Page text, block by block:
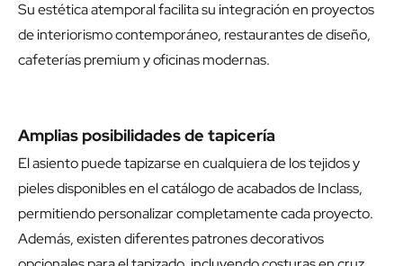
Su estética atemporal facilita su integración en proyectos
de interiorismo contemporáneo, restaurantes de diseño,
cafeterías premium y oficinas modernas.
Amplias posibilidades de tapicería
El asiento puede tapizarse en cualquiera de los tejidos y
pieles disponibles en el catálogo de acabados de Inclass,
permitiendo personalizar completamente cada proyecto.
Además, existen diferentes patrones decorativos